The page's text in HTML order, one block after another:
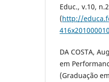
Educ., v.10,
(http://
DA COSTA,
em
(Graduação